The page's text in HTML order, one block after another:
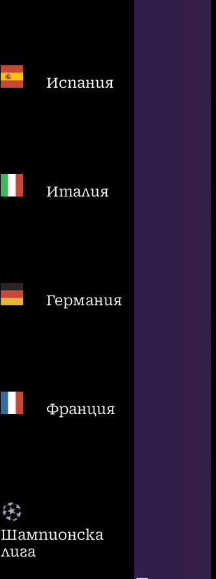
Испания
Италия
Германия
Франция
Шампионска
лига